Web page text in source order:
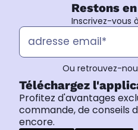
Restons
Inscrivez-vous
Ou retrouvez-
Téléchargez
Profitez d'avantages
commande, de conseils
encore.